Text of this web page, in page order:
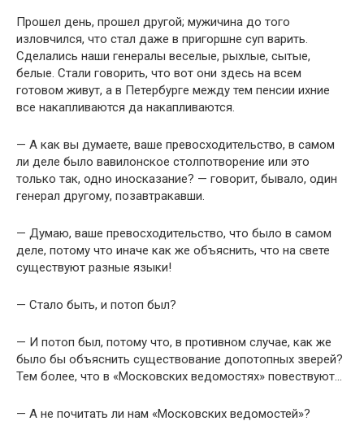
Прошел день, прошел другой; мужичина до того
изловчился, что стал даже в пригоршне суп варить.
Сделались наши генералы веселые, рыхлые, сытые,
белые. Стали говорить, что вот они здесь на всем
готовом живут, а в Петербурге между тем пенсии ихние
все накапливаются да накапливаются.
— А как вы думаете, ваше превосходительство, в самом
ли деле было вавилонское столпотворение или это
только так, одно иносказание? — говорит, бывало, один
генерал другому, позавтракавши.
— Думаю, ваше превосходительство, что было в самом
деле, потому что иначе как же объяснить, что на свете
существуют разные языки!
— Стало быть, и потоп был?
— И потоп был, потому что, в противном случае, как же
было бы объяснить существование допотопных зверей?
Тем более, что в «Московских ведомостях» повествуют…
— А не почитать ли нам «Московских ведомостей»?